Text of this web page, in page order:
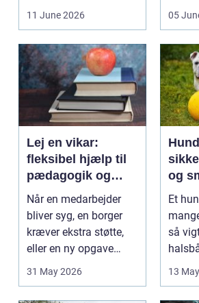
få et bedre indeklima
11 June 2026 05
Lej en vikar:
fleksibel hjælp til
pædagogik og
sundhed
Når en medarbejder
bliver syg, en borger
kræver ekstra støtte,
eller en ny opgave
opstår fra dag til...
31 May 2026
og
Et
så
godt
13